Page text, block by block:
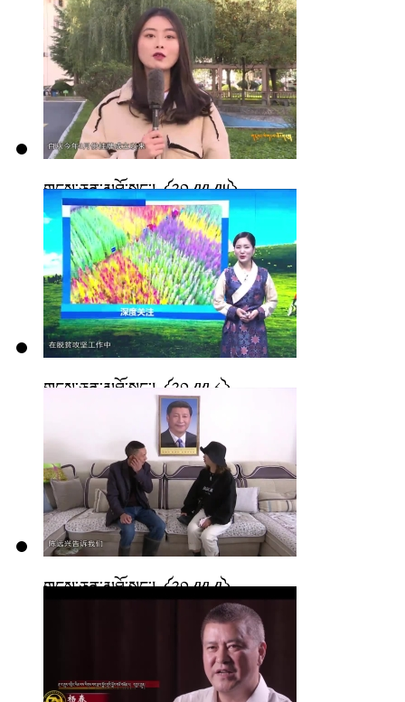
གངས་ཅན་མཐོ་སྒང་། ༼༢༠.༡༡.༡༥༽
གངས་ཅན་མཐོ་སྒང་། ༼༢༠.༡༡.༨༽
གངས་ཅན་མཐོ་སྒང་། ༼༢༠.༡༡.༡༽